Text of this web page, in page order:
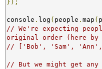
});
console . log ( people . map (
// We're expecting
original order (here by
// ['Bob', 'Sam',
// But we might get any